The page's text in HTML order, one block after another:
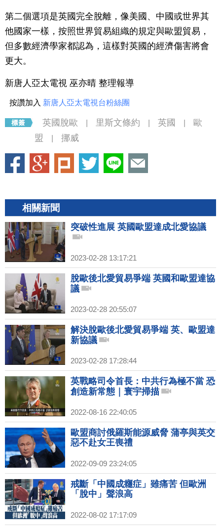
第二個選項是英國完全脫離，像美國、中國或世界其
他國家一樣，按照世界貿易組織的規定與歐盟貿易，
但多數經濟學家都認為，這樣對英國的經濟傷害將會
更大。
新唐人亞太電視 巫亦晴 整理報導
按讚加入 新唐人亞太電視台粉絲團
英國脫歐 里斯文條約 英國
歐
盟
挪威
相關新聞
突破性進展 英國歐盟達成北愛協議
2023-02-28 13:17:21
脫歐後北愛貿易爭端 英國和歐盟達協
議
2023-02-28 20:55:07
解決脫歐後北愛貿易爭端 英、歐盟達
新協議
2023-02-28 17:28:44
英戰略司令首長：中共行為極不當 恐
創造新常態｜寰宇掃描
2022-08-16 22:40:05
歐盟商討俄羅斯能源威脅 蒲亭與英交
惡不赴女王喪禮
2022-09-09 23:24:05
戒斷「中國成癮症」雖痛苦 但歐洲
「脫中」聲浪高
2022-08-02 17:17:09